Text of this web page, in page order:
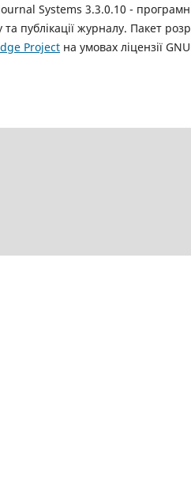
Systems 3.3.0.10 -
публікації журналу. Пакет
Project на умовах ліцензії